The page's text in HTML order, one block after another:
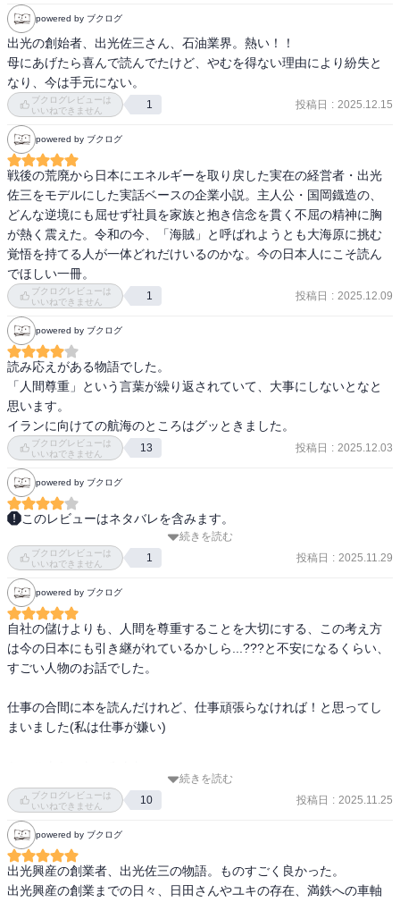
powered by ブクログ
出光の創始者、出光佐三さん、石油業界。熱い！！
母にあげたら喜んで読んでたけど、やむを得ない理由により紛失と
なり、今は手元にない。
ブクログレビューは
いいねできません
1 投稿日 : 2025.12.15
powered by ブクログ
戦後の荒廃から日本にエネルギーを取り戻した実在の経営者・出光
佐三をモデルにした実話ベースの企業小説。主人公・国岡鐡造の、
どんな逆境にも屈せず社員を家族と抱き信念を貫く不屈の精神に胸
が熱く震えた。令和の今、「海賊」と呼ばれようとも大海原に挑む
覚悟を持てる人が一体どれだけいるのかな。今の日本人にこそ読ん
でほしい一冊。
ブクログレビューは
いいねできません
1 投稿日 : 2025.12.09
powered by ブクログ
読み応えがある物語でした。
「人間尊重」という言葉が繰り返されていて、大事にしないとなと
思います。
イランに向けての航海のところはグッときました。
ブクログレビューは
いいねできません
13 投稿日 : 2025.12.03
powered by ブクログ
このレビューはネタバレを含みます。
上巻の感想でも書いたが、私は歴史や時代物があまり得意ではな
い。
だが、そんな自分でも本作は面白いように読む手が止まらなかっ
た。アバダンへ向かう時や、徳山に製油所を作る時はとても緊迫し
た貴重な体験を得ることができた。
日田が亡くなる時、鐵造が36名の店員の弔辞を読んでいる時は私も
涙が止まらなかった。
国岡鐵造という日本人の鑑の一生を体験することができた。
続きを読む
ブクログレビューは
いいねできません
1 投稿日 : 2025.11.29
powered by ブクログ
自社の儲けよりも、人間を尊重することを大切にする、この考え方
は今の日本にも引き継がれているかしら...???と不安になるくらい、
すごい人物のお話でした。
仕事の合間に本を読んだけれど、仕事頑張らなければ！と思ってし
まいました(私は仕事が嫌い)
続きを読む
ブクログレビューは
いいねできません
10 投稿日 : 2025.11.25
powered by ブクログ
出光興産の創業者、出光佐三の物語。ものすごく良かった。
出光興産の創業までの日々、日田さんやユキの存在、満鉄への車軸